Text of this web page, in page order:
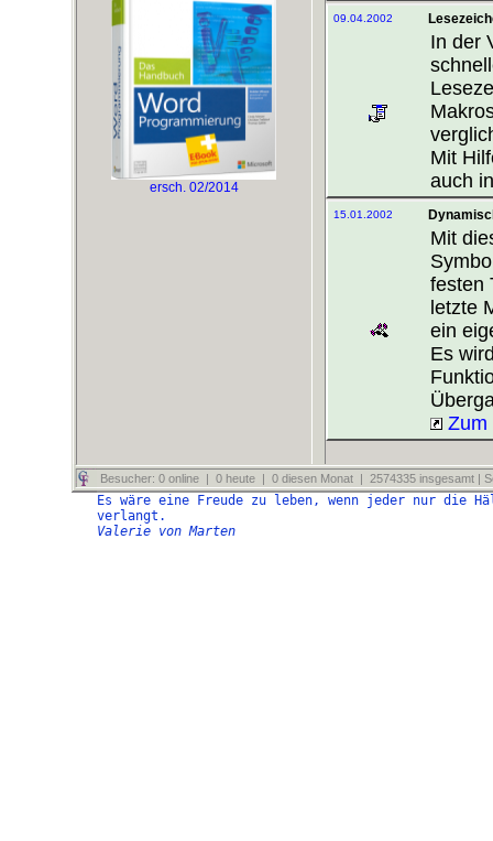
ersch. 02/2014
09.04.2002
In der
Mit
auch
15.01.2002
Mit
festen
letzte
ein
Es
Zum
Besucher: 0 online | 0 heute | 0 diesen Monat | 2574335 insgesamt |
Es wäre eine Freude zu leben, wenn jeder nur die
verlangt.
Valerie von Marten